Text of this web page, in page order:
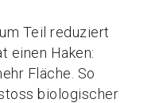
Teil reduziert
einen Haken:
Fläche. So
biologischer